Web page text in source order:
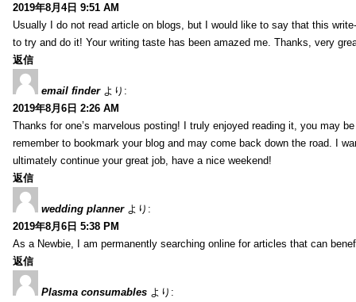
2019年8月4日 9:51 AM
Usually I do not read article on blogs, but I would like to say that this
to try and do it! Your writing taste has been amazed me. Thanks, very
返信
email finder より:
2019年8月6日 2:26 AM
Thanks for one’s marvelous posting! I truly enjoyed reading it, you may
remember to bookmark your blog and may come back down the road. I
ultimately continue your great job, have a nice weekend!
返信
wedding planner より:
2019年8月6日 5:38 PM
As a Newbie, I am permanently searching online for articles that can
返信
Plasma consumables より: